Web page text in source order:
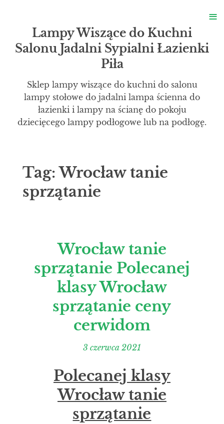
Lampy Wiszące do Kuchni
Salonu Jadalni Sypialni Łazienki
Piła
Sklep lampy wiszące do kuchni do salonu
lampy stołowe do jadalni lampa ścienna do
łazienki i lampy na ścianę do pokoju
dziecięcego lampy podłogowe lub na podłogę.
Tag:Wrocław tanie
sprzątanie
Wrocław tanie
sprzątanie Polecanej
klasy Wrocław
sprzątanie ceny
cerwidom
3 czerwca 2021
Polecanej klasy
Wrocław tanie
sprzątanie
≡